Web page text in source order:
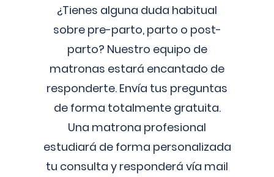
¿Tienes alguna duda habitual
sobre pre-parto, parto o post-
parto? Nuestro equipo de
matronas estará encantado de
responderte. Envía tus preguntas
de forma totalmente gratuita.
Una matrona profesional
estudiará de forma personalizada
tu consulta y responderá vía mail